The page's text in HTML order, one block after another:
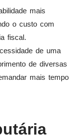
mais
o custo com
fiscal.
de uma
de diversas
mais tempo